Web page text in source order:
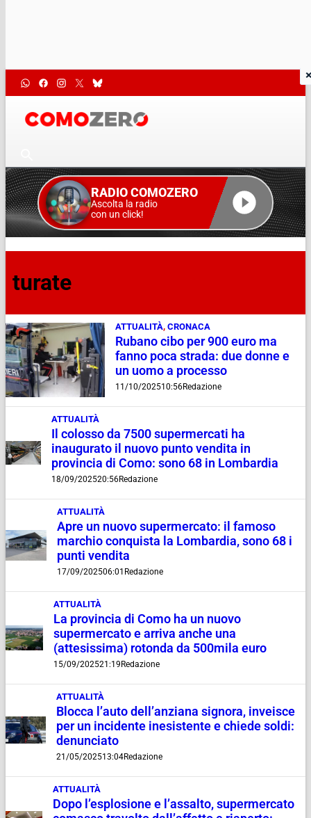
RADIO COMOZERO
Ascolta la radio
con un click!
turate
ATTUALITÀ, CRONACA
Rubano cibo per 900 euro ma
fanno poca strada: due donne e
un uomo a processo
11/10/202510:56Redazione
ATTUALITÀ
Il colosso da 7500 supermercati ha
inaugurato il nuovo punto vendita in
provincia di Como: sono 68 in Lombardia
18/09/202520:56Redazione
ATTUALITÀ
Apre un nuovo supermercato: il famoso
marchio conquista la Lombardia, sono 68 i
punti vendita
17/09/202506:01 Redazione
ATTUALITÀ
La provincia di Como ha un nuovo
supermercato e arriva anche una
(attesissima) rotonda da 500mila euro
15/09/202521:19Redazione
ATTUALITÀ
Blocca l’auto dell’anziana signora, inveisce
per un incidente inesistente e chiede soldi:
denunciato
21/05/202513:04Redazione
ATTUALITÀ
Dopo l’esplosione e l’assalto, supermercato